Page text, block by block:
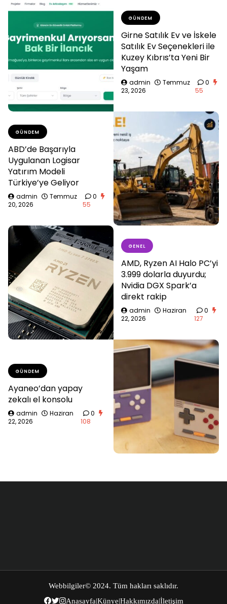
GÜNDEM
Girne Satılık Ev ve İskele
Satılık Ev Seçenekleri ile
Kuzey Kıbrıs’ta Yeni Bir
Yaşam
admin
Temmuz
23, 2026
0
55
GÜNDEM
ABD’de Başarıyla
Uygulanan Logisar
Yatırım Modeli
Türkiye’ye Geliyor
admin
Temmuz
20, 2026
0
55
GENEL
AMD, Ryzen AI Halo PC’yi
3.999 dolarla duyurdu;
Nvidia DGX Spark’a
direkt rakip
admin
Haziran
22, 2026
0
127
GÜNDEM
Ayaneo’dan yapay
zekalı el konsolu
admin
Haziran
22, 2026
0
108
Webbilgiler© 2024. Tüm hakları saklıdır.
Anasayfa|Künye|Hakkımızda|İletişim